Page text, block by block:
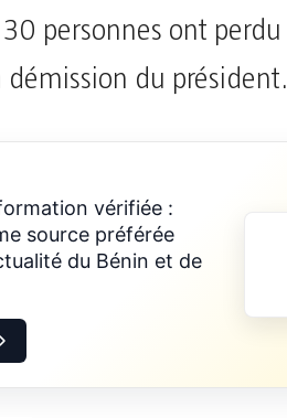
personnes ont perdu
du président.
vérifiée :
source préférée
du Bénin et de